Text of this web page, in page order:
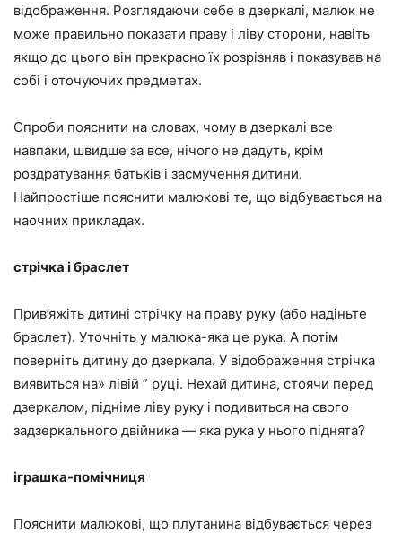
відображення. Розглядаючи себе в дзеркалі, малюк не
може правильно показати праву і ліву сторони, навіть
якщо до цього він прекрасно їх розрізняв і показував на
собі і оточуючих предметах.
Спроби пояснити на словах, чому в дзеркалі все
навпаки, швидше за все, нічого не дадуть, крім
роздратування батьків і засмучення дитини.
Найпростіше пояснити малюкові те, що відбувається на
наочних прикладах.
стрічка і браслет
Прив’яжіть дитині стрічку на праву руку (або надіньте
браслет). Уточніть у малюка-яка це рука. А потім
поверніть дитину до дзеркала. У відображення стрічка
виявиться на» лівій ” руці. Нехай дитина, стоячи перед
дзеркалом, підніме ліву руку і подивиться на свого
задзеркального двійника — яка рука у нього піднята?
іграшка-помічниця
Пояснити малюкові, що плутанина відбувається через